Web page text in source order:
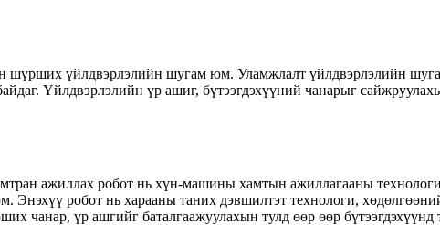
шүрших үйлдвэрлэлийн шугам юм. Уламжлалт үйлдвэрлэлийн
Үйлдвэрлэлийн үр ашиг, бүтээгдэхүүний чанарыг
ажиллах робот нь хүн-машины хамтын ажиллагааны
робот нь харааны таних дэвшилтэт технологи,
чанар, үр ашгийг баталгаажуулахын тулд өөр өөр бүтээгдэхүүнд